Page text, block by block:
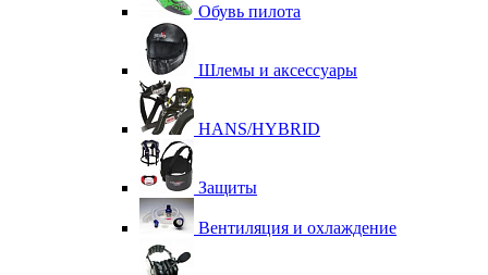
Обувь пилота
Шлемы и аксессуары
HANS/HYBRID
Защиты
Вентиляция и охлаждение